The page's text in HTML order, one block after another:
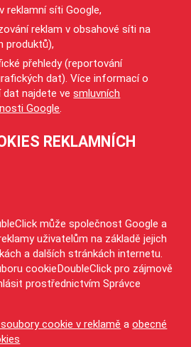
reklamní síti Google,
reklam v obsahové síti na
produktů),
přehledy (reportování
dat). Více informací o
dat najdete vesmluvních
Google.
REKLAMNÍCH
může společnost Google a
uživatelům na základě jejich
a dalších stránkách internetu.
cookieDoubleClick pro zájmově
prostřednictvím Správce
cookie v reklamě aobecné